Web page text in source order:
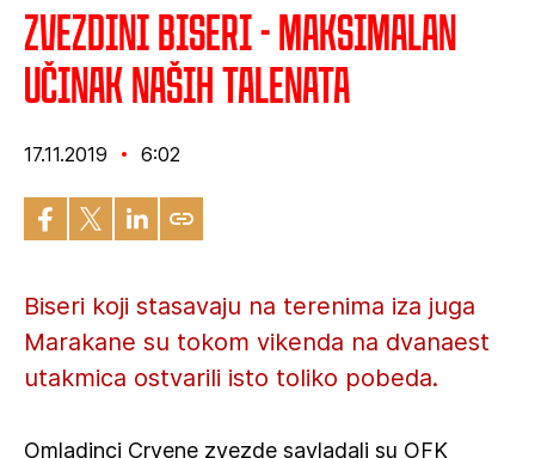
Zvezdini biseri - Maksimalan
učinak naših talenata
17.11.2019 6:02
Biseri koji stasavaju na terenima iza juga
Marakane su tokom vikenda na dvanaest
utakmica ostvarili isto toliko pobeda.
Omladinci Crvene zvezde savladali su OFK